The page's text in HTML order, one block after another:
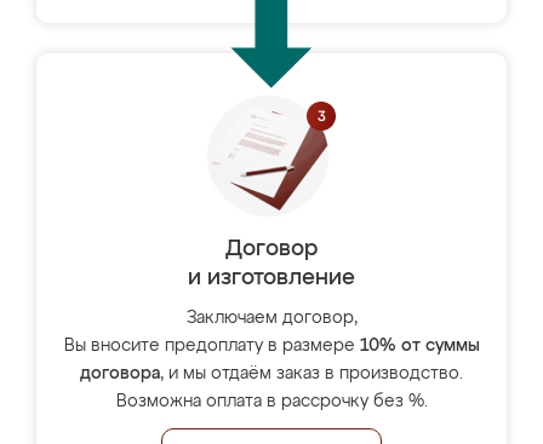
Договор
и изготовление
Заключаем договор,
Вы вносите предоплату в размере 10% от суммы
договора, и мы отдаём заказ в производство.
Возможна оплата в рассрочку без %.